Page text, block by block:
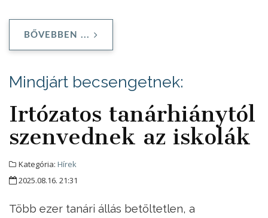
BŐVEBBEN ...
Mindjárt becsengetnek:
Irtózatos tanárhiánytól
szenvednek az iskolák
Kategória: Hírek
2025.08.16. 21:31
Több ezer tanári állás betöltetlen, a